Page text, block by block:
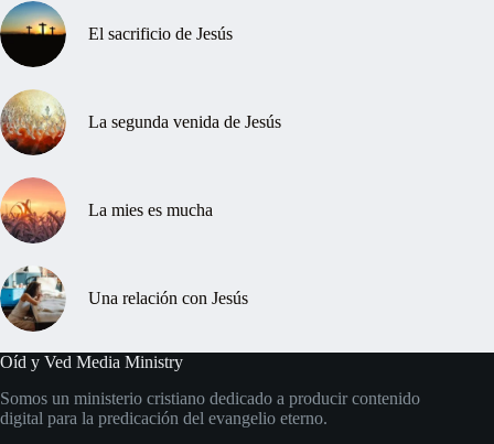
El sacrificio de Jesús
La segunda venida de Jesús
La mies es mucha
Una relación con Jesús
Oíd y Ved Media Ministry
Somos un ministerio cristiano dedicado a producir contenido
digital para la predicación del evangelio eterno.